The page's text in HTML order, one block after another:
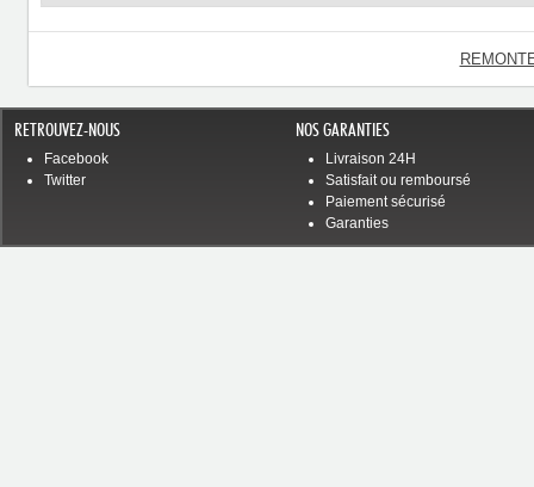
RETROUVEZ-NOUS
Facebook
Twitter
NOS GARANTIES
Livraison 24H
Satisfait ou remboursé
Paiement sécurisé
Garanties